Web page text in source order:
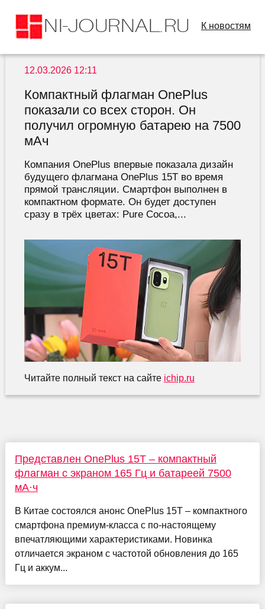
К новостям
12.03.2026 12:11
Компактный флагман OnePlus
показали со всех сторон. Он
получил огромную батарею на 7500
мАч
Компания OnePlus впервые показала дизайн
будущего флагмана OnePlus 15T во время
прямой трансляции. Смартфон выполнен в
компактном формате. Он будет доступен
сразу в трёх цветах: Pure Cocoa,...
Читайте полный текст на сайте ichip.ru
Представлен OnePlus 15T – компактный
флагман с экраном 165 Гц и батареей 7500
мА·ч
В Китае состоялся анонс OnePlus 15T – компактного
смартфона премиум-класса с по-настоящему
впечатляющими характеристиками. Новинка
отличается экраном с частотой обновления до 165
Гц и аккум...